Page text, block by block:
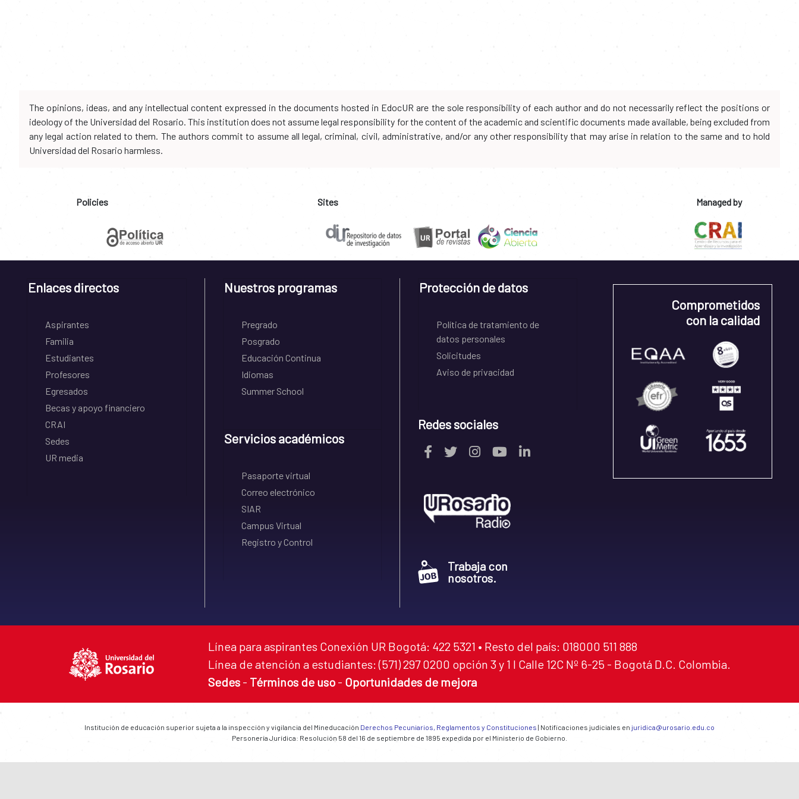
The opinions, ideas, and any intellectual content expressed in the documents hosted in EdocUR are the sole responsibility of each author and do not necessarily reflect the positions or
ideology of the Universidad del Rosario. This institution does not assume legal responsibility for the content of the academic and scientific documents made available, being excluded from
any legal action related to them. The authors commit to assume all legal, criminal, civil, administrative, and/or any other responsibility that may arise in relation to the same and to hold
Universidad del Rosario harmless.
Policies Sites Managed by
Enlaces directos
Aspirantes
Familia
Estudiantes
Profesores
Egresados
Becas y apoyo financiero
CRAI
Sedes
UR media
Nuestros programas
Pregrado
Posgrado
Educación Continua
Idiomas
Summer School
Servicios académicos
Pasaporte virtual
Correo electrónico
SIAR
Campus Virtual
Registro y Control
Protección de datos
Política de tratamiento de
datos personales
Solicitudes
Aviso de privacidad
Redes sociales
Trabaja con
nosotros.
Comprometidos
con la calidad
Línea para aspirantes Conexión UR Bogotá: 422 5321 • Resto del país: 018000 511 888
Línea de atención a estudiantes: (571) 297 0200 opción 3 y 1 I Calle 12C Nº 6-25 - Bogotá D.C. Colombia.
Sedes - Términos de uso - Oportunidades de mejora
Institución de educación superior sujeta a la inspección y vigilancia del Mineducación Derechos Pecuniarios, Reglamentos y Constituciones | Notificaciones judiciales en juridica@urosario.edu.co
Personería Jurídica: Resolución 58 del 16 de septiembre de 1895 expedida por el Ministerio de Gobierno.